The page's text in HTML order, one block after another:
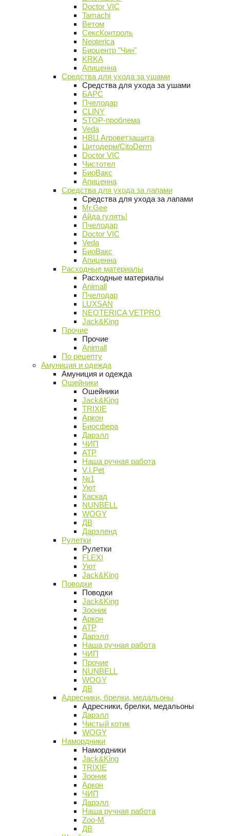
Doctor VIC
Tamachi
Ветом
СексКонтроль
Neoterica
Биоцентр "Чин"
KRKA
Апиценна
Средства для ухода за ушами
Средства для ухода за ушами
БАРС
Пчелодар
CLINY
STOP-проблема
Veda
НВЦ Агроветзащита
Цитодерм/CitoDerm
Doctor VIC
Чистотел
БиоВакс
Апиценна
Средства для ухода за лапами
Средства для ухода за лапами
Mr.Gee
Айда гулять!
Пчелодар
Doctor VIC
Veda
БиоВакс
Апиценна
Расходные материалы
Расходные материалы
Animall
Пчелодар
LUXSAN
NEOTERICA VETPRO
Jack&King
Прочие
Прочие
Animall
По рецепту
Амуниция и одежда
Амуниция и одежда
Ошейники
Ошейники
Jack&King
TRIXIE
Аркон
Биосфера
Дарэлл
ЧИП
АТР
Наша ручная работа
V.I.Pet
№1
Уют
Каскад
NUNBELL
WOGY
ДВ
Дарэленд
Рулетки
Рулетки
FLEXI
Уют
Jack&King
Поводки
Поводки
Jack&King
Зооник
Аркон
АТР
Дарэлл
Наша ручная работа
ЧИП
Прочие
NUNBELL
WOGY
ДВ
Адресники, брелки, медальоны
Адресники, брелки, медальоны
Дарэлл
Чистый котик
WOGY
Намордники
Намордники
Jack&King
TRIXIE
Зооник
Аркон
ЧИП
Дарэлл
Наша ручная работа
Zoo-M
ДВ